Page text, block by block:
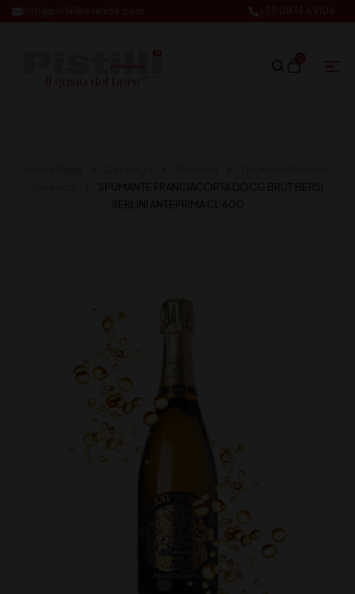
SPUMANTE FRANCIACORTA DOCG BRUT BERSI
SERLINI ANTEPRIMA CL 600